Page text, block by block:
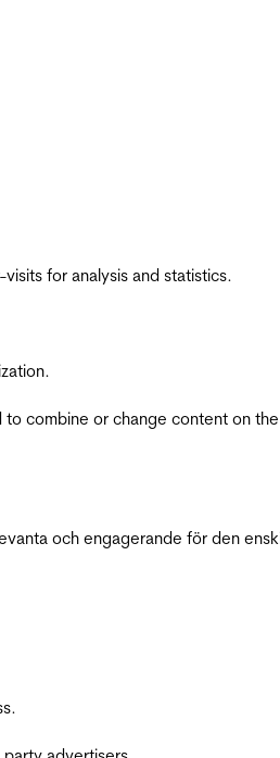
for analysis and statistics.
combine or change content on
och engagerande för den